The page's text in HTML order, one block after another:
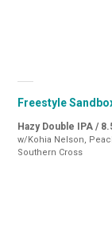
Freestyle
Hazy Double IPA /
w/Kohia Nelson,
Southern Cross